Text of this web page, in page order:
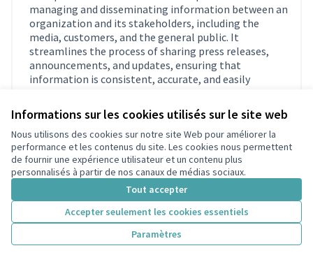
Informations sur les cookies utilisés sur le site web
Nous utilisons des cookies sur notre site Web pour améliorer la
performance et les contenus du site. Les cookies nous permettent
de fournir une expérience utilisateur et un contenu plus
personnalisés à partir de nos canaux de médias sociaux.
Tout accepter
Accepter seulement les cookies essentiels
Paramètres
managing and disseminating information between an
organization and its stakeholders, including the
media, customers, and the general public. It
streamlines the process of sharing press releases,
announcements, and updates, ensuring that
information is consistent, accurate, and easily
journalists and other interested parties, a PR portal
enhances transparency, builds trust, and strengthens
the organization’s brand image.
https://prportalca.com/
(Lien externe)
Commentaire 2301 08/05/2026 17:13